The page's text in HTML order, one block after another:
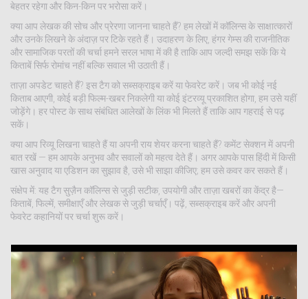
बेहतर रहेगा और किन-किन पर भरोसा करें।
क्या आप लेखक की सोच और प्रेरणा जानना चाहते हैं? हम लेखों में कॉलिन्स के साक्षात्कारों
और उनके लिखने के अंदाज़ पर टिके रहते हैं। उदाहरण के लिए, हंगर गेम्स की राजनीतिक
और सामाजिक परतों की चर्चा हमने सरल भाषा में की है ताकि आप जल्दी समझ सकें कि ये
किताबें सिर्फ रोमांच नहीं बल्कि सवाल भी उठाती हैं।
ताज़ा अपडेट चाहते हैं? इस टैग को सब्सक्राइब करें या फेवरेट करें। जब भी कोई नई
किताब आएगी, कोई बड़ी फिल्म-खबर निकलेगी या कोई इंटरव्यू प्रकाशित होगा, हम उसे यहीं
जोड़ेंगे। हर पोस्ट के साथ संबंधित आलेखों के लिंक भी मिलते हैं ताकि आप गहराई से पढ़
सकें।
क्या आप रिव्यू लिखना चाहते हैं या अपनी राय शेयर करना चाहते हैं? कमेंट सेक्शन में अपनी
बात रखें — हम आपके अनुभव और सवालों को महत्व देते हैं। अगर आपके पास हिंदी में किसी
खास अनुवाद या एडिशन का सुझाव है, उसे भी साझा कीजिए; हम उसे कवर कर सकते हैं।
संक्षेप में: यह टैग सुज़ैन कॉलिन्स से जुड़ी सटीक, उपयोगी और ताज़ा खबरों का केंद्र है—
किताबें, फिल्में, समीक्षाएँ और लेखक से जुड़ी चर्चाएँ। पढ़ें, सब्सक्राइब करें और अपनी
फेवरेट कहानियों पर चर्चा शुरू करें।